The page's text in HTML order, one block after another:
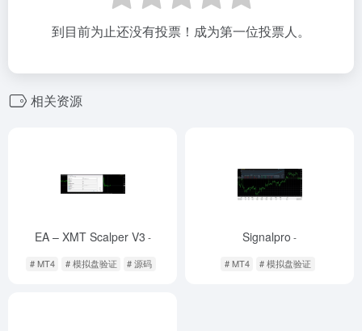
到目前为止还没有投票！成为第一位投票人。
相关资源
EA – XMT Scalper V3 -
# MT4 # 模拟盘验证 # 源码
Signalpro -
# MT4 # 模拟盘验证